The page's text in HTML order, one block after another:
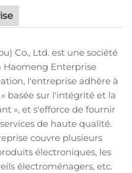
Co., Ltd. est une société
Enterprise
l'entreprise adhère à
basée sur l'intégrité et la
», et s'efforce de fournir
de haute qualité.
couvre plusieurs
électroniques, les
électroménagers, etc.